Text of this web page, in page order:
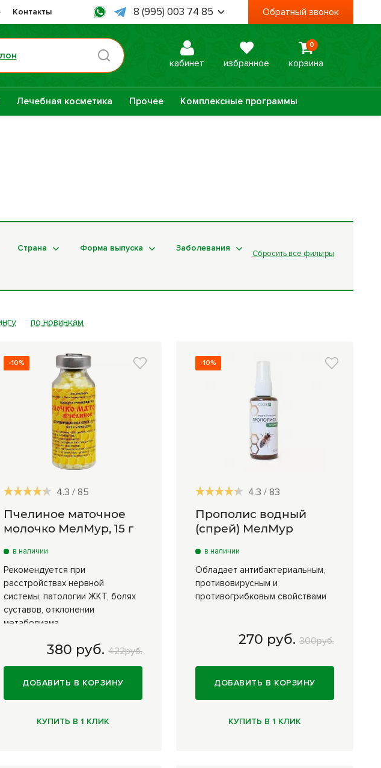
Контакты
8 (995) 003 74 85
Пн - Пт, с 09:00 до 18:00
Обратный звонок
кабинет избранное
0
корзина
Лечебная косметика Прочее Комплексные программы
Страна Форма выпуска
Заболевания
Сбросить все фильтры
по новинкам
-10%
4.3 / 85
Пчелиное маточное
молочко МелМур, 15 г
в наличии
Рекомендуется при
расстройствах нервной
системы, патологии ЖКТ, болях
суставов, отклонении
метаболизма
380 руб. 422руб.
380 руб.
ДОБАВИТЬ В КОРЗИНУ
КУПИТЬ В 1 КЛИК
-10%
4.3 / 83
Прополис водный
(спрей) МелМур
в наличии
Обладает антибактериальным,
противовирусным и
противогрибковым свойствами
270 руб. 300руб.
270 руб.
ДОБАВИТЬ В КОРЗИНУ
КУПИТЬ В 1 КЛИК